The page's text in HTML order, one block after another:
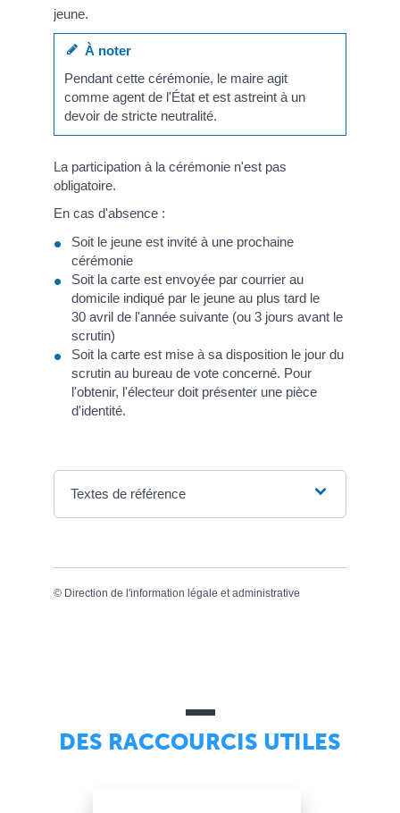
jeune.
À noter
Pendant cette cérémonie, le maire agit
comme agent de l'État et est astreint à un
devoir de stricte neutralité.
La participation à la cérémonie n'est pas
obligatoire.
En cas d'absence :
Soit le jeune est invité à une prochaine
cérémonie
Soit la carte est envoyée par courrier au
domicile indiqué par le jeune au plus tard le
30 avril de l'année suivante (ou 3 jours avant le
scrutin)
Soit la carte est mise à sa disposition le jour du
scrutin au bureau de vote concerné. Pour
l'obtenir, l'électeur doit présenter une pièce
d'identité.
Textes de référence
© Direction de l'information légale et administrative
DES RACCOURCIS UTILES